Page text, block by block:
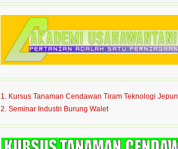
1. Kursus Tanaman Cendawan Tiram Teknologi Jepun
2. Seminar Industri Burung Walet